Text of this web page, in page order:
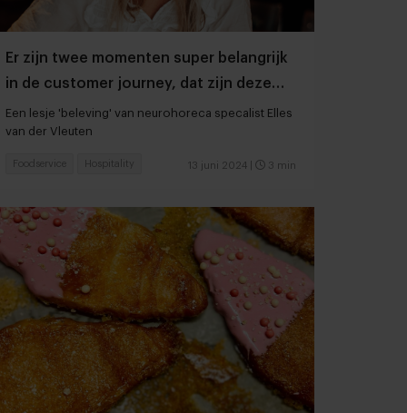
Er zijn twee momenten super belangrijk
in de customer journey, dat zijn deze
twee
Een lesje 'beleving' van neurohoreca specalist Elles
van der Vleuten
13 juni 2024 3 min
Foodservice Hospitality